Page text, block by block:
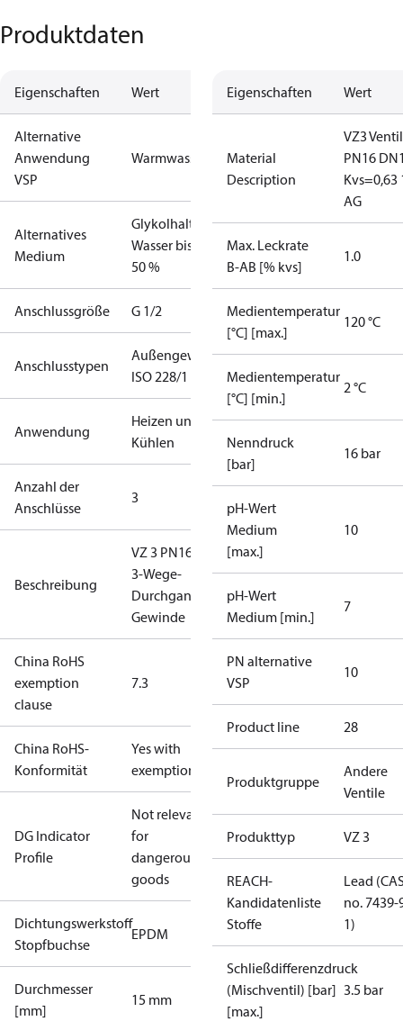
Produktdaten
Eigenschaften Wert
Alternative
Anwendung
VSP
Warmwasser
Alternatives
Medium
Glykolhaltiges
Wasser bis zu
50 %
Anschlussgröße G 1/2
Anschlusstypen
Außengewinde
ISO 228/1
Anwendung
Heizen und
Kühlen
Anzahl der
Anschlüsse
3
Beschreibung
VZ 3 PN16 15/0,63
3-Wege-
Durchgangsventil
Gewinde
China RoHS
exemption
clause
7.3
China RoHS-
Konformität
Yes with
exemptions
DG Indicator
Profile
Not relevant
for
dangerous
goods
Dichtungswerkstoff
Stopfbuchse
EPDM
Durchmesser
[mm]
15 mm
Eigenschaften Wert
Material
Description
VZ3 Ventil
PN16
Kvs=0,63
AG
Max. Leckrate
B-AB [% kvs]
1.0
Medientemperatur
[°C] [max.]
120 °C
Medientemperatur
[°C] [min.]
2 °C
Nenndruck
[bar]
16 bar
pH-Wert
Medium
[max.]
10
pH-Wert
Medium [min.]
7
PN alternative
VSP
10
Product line 28
Produktgruppe
Andere
Ventile
Produkttyp VZ 3
REACH-
Kandidatenliste
Stoffe
Lead
no. 7439-
1)
Schließdifferenzdruck
(Mischventil) [bar]
[max.]
3.5 bar